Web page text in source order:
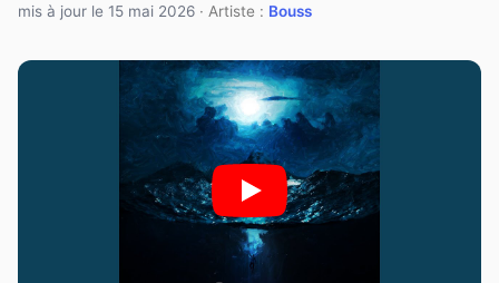
mis à jour le 15 mai 2026 · Artiste : Bouss